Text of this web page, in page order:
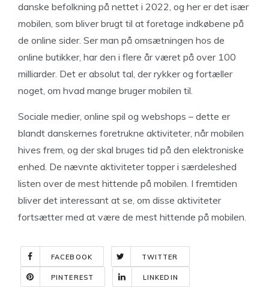
danske befolkning på nettet i 2022, og her er det især
mobilen, som bliver brugt til at foretage indkøbene på
de online sider. Ser man på omsætningen hos de
online butikker, har den i flere år været på over 100
milliarder. Det er absolut tal, der rykker og fortæller
noget, om hvad mange bruger mobilen til.
Sociale medier, online spil og webshops – dette er
blandt danskernes foretrukne aktiviteter, når mobilen
hives frem, og der skal bruges tid på den elektroniske
enhed. De nævnte aktiviteter topper i særdeleshed
listen over de mest hittende på mobilen. I fremtiden
bliver det interessant at se, om disse aktiviteter
fortsætter med at være de mest hittende på mobilen.
FACEBOOK TWITTER
PINTEREST LINKEDIN